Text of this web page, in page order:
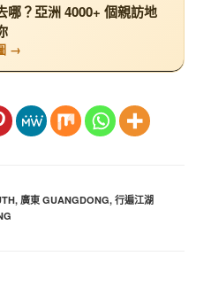
哪？亞洲 4000+ 個親訪地
→
, 廣東 GUANGDONG, 行遍江湖